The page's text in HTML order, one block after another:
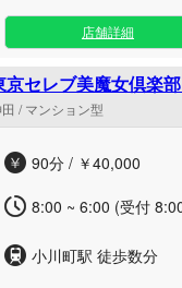
けいたします。 当店では、確かな技術はもちろん、細
やかな気配りと優れた感
が、お客様一人ひとりに
披露いたします。 五感を刺激する美しさと、胸が高鳴
るようなときめきが融合
の深い感動を呼び起こし
までご堪能ください。
店舗詳細
京セレブ美魔女倶楽
/ マンション型
90分 / ￥40,000
8:00 ~ 6:00 (受付
小川町駅 徒歩数分